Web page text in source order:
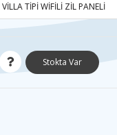
TİPİ WİFİLİ ZİL PANELİ
Stokta Var